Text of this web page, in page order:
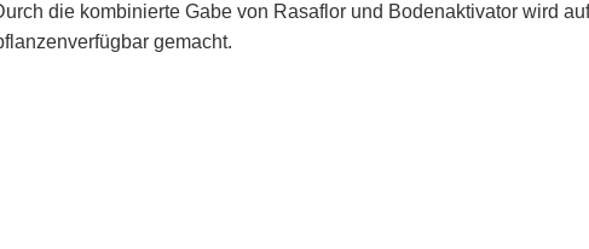
die kombinierte Gabe von Rasaflor und Bodenaktivator wird
gemacht.